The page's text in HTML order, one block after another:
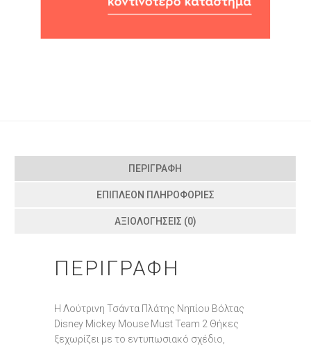
ΠΕΡΙΓΡΑΦΉ
ΕΠΙΠΛΈΟΝ ΠΛΗΡΟΦΟΡΊΕΣ
ΑΞΙΟΛΟΓΉΣΕΙΣ (0)
ΠΕΡΙΓΡΑΦΉ
Η Λούτρινη Τσάντα Πλάτης Νηπίου Βόλτας
Disney Mickey Mouse Must Team 2 Θήκες
ξεχωρίζει με το εντυπωσιακό σχέδιο,